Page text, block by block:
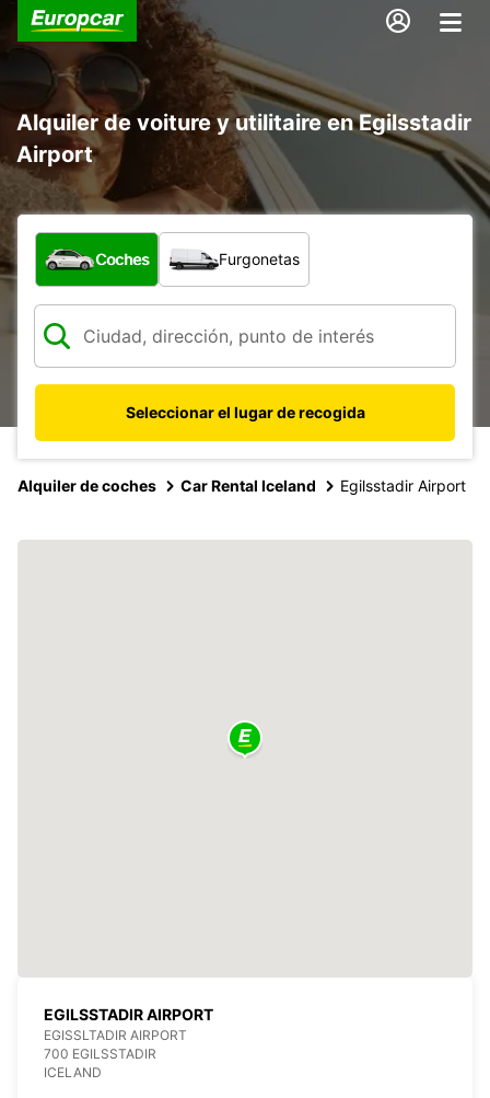
Alquiler de voiture y utilitaire en Egilsstadir
Airport
¿Qué tipo de vehículo?
Coches Furgonetas
Seleccionar el lugar de recogida
Alquiler de coches Car Rental Iceland Egilsstadir Airport
EGILSSTADIR AIRPORT
EGISSLTADIR AIRPORT
700 EGILSSTADIR
ICELAND